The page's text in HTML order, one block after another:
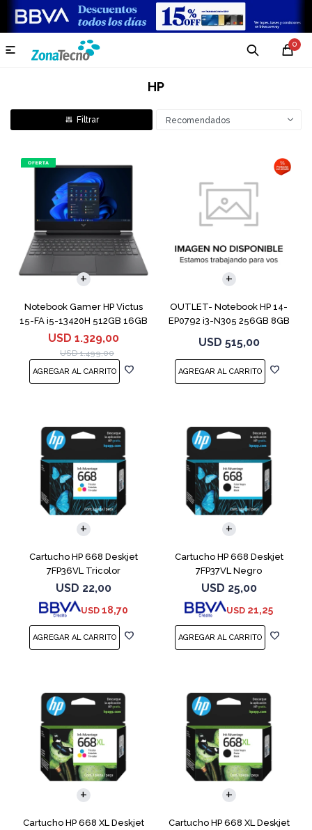
0

HP
Recomendados
Notebook Gamer HP Victus
15-FA i5-13420H 512GB 16GB
RTX 4050
USD 1.329,00
USD 1.499,00
COMPARAR
OUTLET- Notebook HP 14-
EP0792 i3-N305 256GB 8GB
USD 515,00
COMPARAR
Cartucho HP 668 Deskjet
7FP36VL Tricolor
USD 22,00
USD 18,70
Cartucho HP 668 Deskjet
7FP37VL Negro
USD 25,00
USD 21,25
Cartucho HP 668 XL Deskjet
Cartucho HP 668 XL Deskjet